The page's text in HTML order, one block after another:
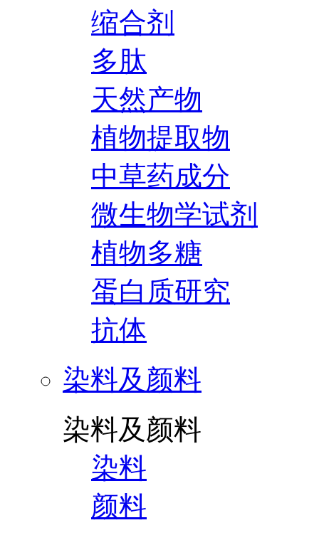
缩合剂
多肽
天然产物
植物提取物
中草药成分
微生物学试剂
植物多糖
蛋白质研究
抗体
染料及颜料
染料及颜料
染料
颜料